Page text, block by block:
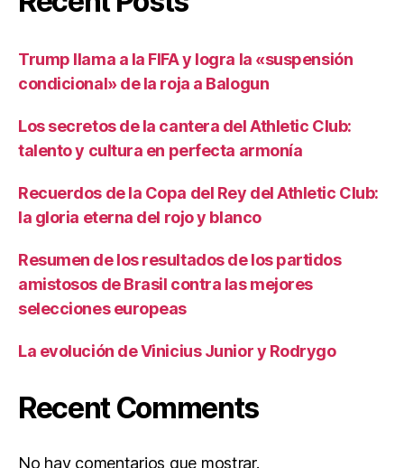
Trump llama a la FIFA y logra la «suspensión
condicional» de la roja a Balogun
Los secretos de la cantera del Athletic Club:
talento y cultura en perfecta armonía
Recuerdos de la Copa del Rey del Athletic Club:
la gloria eterna del rojo y blanco
Resumen de los resultados de los partidos
amistosos de Brasil contra las mejores
selecciones europeas
La evolución de Vinicius Junior y Rodrygo
Recent Comments
No hay comentarios que mostrar.